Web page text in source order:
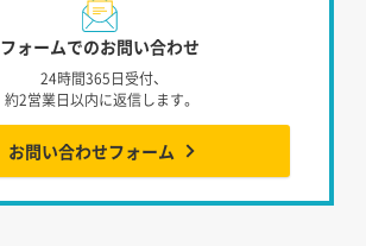
フォームでのお問い合わせ
24時間365日受付、
約2営業日以内に返信します。
お問い合わせフォーム